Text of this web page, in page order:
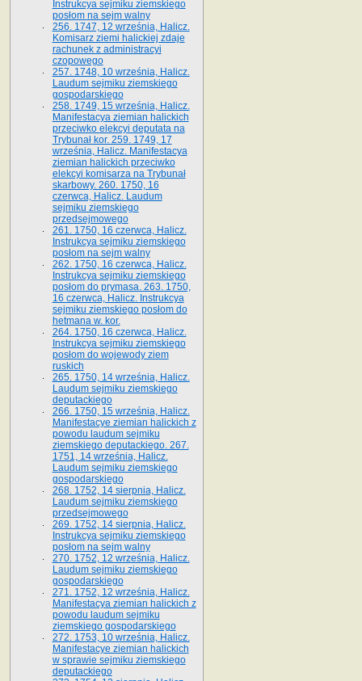
Instrukcya sejmiku ziemskiego
posłom na sejm walny
256. 1747, 12 września, Halicz.
Komisarz ziemi halickiej zdaje
rachunek z administracyi
czopowego
257. 1748, 10 września, Halicz.
Laudum sejmiku ziemskiego
gospodarskiego
258. 1749, 15 września, Halicz.
Manifestacya ziemian halickich
przeciwko elekcyi deputata na
Trybunał kor. 259. 1749, 17
września, Halicz. Manifestacya
ziemian halickich przeciwko
elekcyi komisarza na Trybunał
skarbowy. 260. 1750, 16
czerwca, Halicz. Laudum
sejmiku ziemskiego
przedsejmowego
261. 1750, 16 czerwca, Halicz.
Instrukcya sejmiku ziemskiego
posłom na sejm walny
262. 1750, 16 czerwca, Halicz.
Instrukcya sejmiku ziemskiego
posłom do prymasa. 263. 1750,
16 czerwca, Halicz. Instrukcya
sejmiku ziemskiego posłom do
hetmana w. kor.
264. 1750, 16 czerwca, Halicz.
Instrukcya sejmiku ziemskiego
posłom do wojewody ziem
ruskich
265. 1750, 14 września, Halicz.
Laudum sejmiku ziemskiego
deputackiego
266. 1750, 15 września, Halicz.
Manifestacye ziemian halickich z
powodu laudum sejmiku
ziemskiego deputackiego. 267.
1751, 14 września, Halicz.
Laudum sejmiku ziemskiego
gospodarskiego
268. 1752, 14 sierpnia, Halicz.
Laudum sejmiku ziemskiego
przedsejmowego
269. 1752, 14 sierpnia, Halicz.
Instrukcya sejmiku ziemskiego
posłom na sejm walny
270. 1752, 12 września, Halicz.
Laudum sejmiku ziemskiego
gospodarskiego
271. 1752, 12 września, Halicz.
Manifestacya ziemian halickich z
powodu laudum sejmiku
ziemskiego gospodarskiego
272. 1753, 10 września, Halicz.
Manifestacye ziemian halickich
w sprawie sejmiku ziemskiego
deputackiego